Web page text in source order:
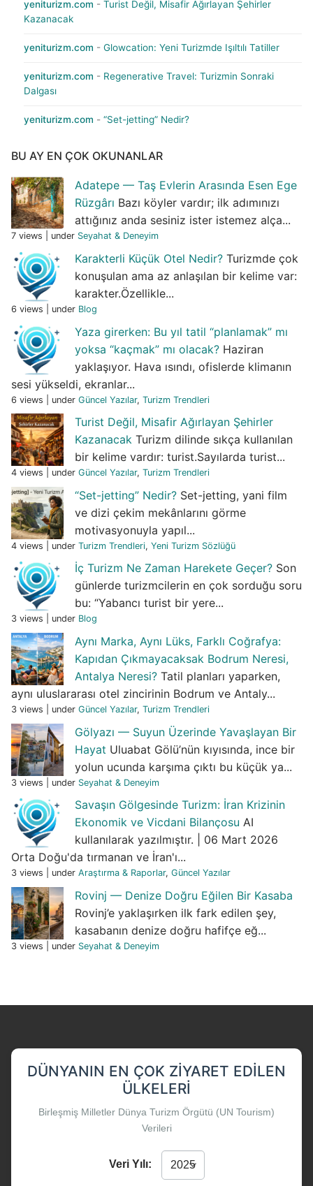
yeniturizm.com - Turist Değil, Misafir Ağırlayan Şehirler
Kazanacak
yeniturizm.com - Glowcation: Yeni Turizmde Işıltılı Tatiller
yeniturizm.com - Regenerative Travel: Turizmin Sonraki
Dalgası
yeniturizm.com - “Set-jetting” Nedir?
BU AY EN ÇOK OKUNANLAR
Adatepe — Taş Evlerin Arasında Esen Ege
Rüzgârı Bazı köyler vardır; ilk adımınızı
attığınız anda sesiniz ister istemez alça...
7 views under Seyahat & Deneyim
Karakterli Küçük Otel Nedir? Turizmde çok
konuşulan ama az anlaşılan bir kelime var:
karakter.Özellikle...
6 views under Blog
Yaza girerken: Bu yıl tatil “planlamak” mı
yoksa “kaçmak” mı olacak? Haziran
yaklaşıyor. Hava ısındı, ofislerde klimanın
sesi yükseldi, ekranlar...
6 views under Güncel Yazılar, Turizm Trendleri
Turist Değil, Misafir Ağırlayan Şehirler
Kazanacak Turizm dilinde sıkça kullanılan
bir kelime vardır: turist.Sayılarda turist...
4 views under Güncel Yazılar, Turizm Trendleri
“Set-jetting” Nedir? Set-jetting, yani film
ve dizi çekim mekânlarını görme
motivasyonuyla yapıl...
4 views under Turizm Trendleri, Yeni Turizm Sözlüğü
İç Turizm Ne Zaman Harekete Geçer? Son
günlerde turizmcilerin en çok sorduğu soru
bu: “Yabancı turist bir yere...
3 views under Blog
Aynı Marka, Aynı Lüks, Farklı Coğrafya:
Kapıdan Çıkmayacaksak Bodrum Neresi,
Antalya Neresi? Tatil planları yaparken,
aynı uluslararası otel zincirinin Bodrum ve Antaly...
3 views under Güncel Yazılar, Turizm Trendleri
Gölyazı — Suyun Üzerinde Yavaşlayan Bir
Hayat Uluabat Gölü’nün kıyısında, ince bir
yolun ucunda karşıma çıktı bu küçük ya...
3 views under Seyahat & Deneyim
Savaşın Gölgesinde Turizm: İran Krizinin
Ekonomik ve Vicdani Bilançosu AI
kullanılarak yazılmıştır. | 06 Mart 2026
Orta Doğu'da tırmanan ve İran'ı...
3 views under Araştırma & Raporlar, Güncel Yazılar
Rovinj — Denize Doğru Eğilen Bir Kasaba
Rovinj’e yaklaşırken ilk fark edilen şey,
kasabanın denize doğru hafifçe eğ...
3 views under Seyahat & Deneyim
DÜNYANIN EN ÇOK ZIYARET EDILEN
ÜLKELERI
Birleşmiş Milletler Dünya Turizm Örgütü (UN Tourism)
Verileri
Veri Yılı: